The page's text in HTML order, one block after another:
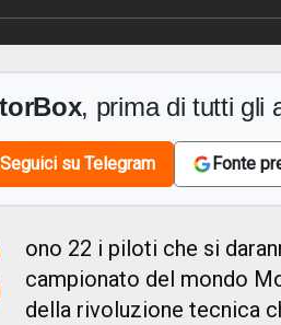
, prima di tutti gli
Seguici su Telegram Fonte
ono 22 i piloti che si
campionato del mondo
della rivoluzione tecnica